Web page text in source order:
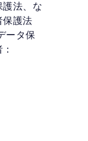
護法、な
保護法
ータ保